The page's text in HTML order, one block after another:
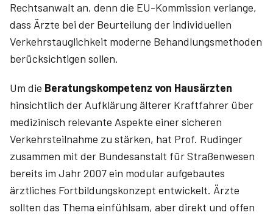
Rechtsanwalt an, denn die EU-Kommission verlange,
dass Ärzte bei der Beurteilung der individuellen
Verkehrstauglichkeit moderne Behandlungsmethoden
berücksichtigen sollen.
Um die Beratungskompetenz von Hausärzten
hinsichtlich der Aufklärung älterer Kraftfahrer über
medizinisch relevante Aspekte einer sicheren
Verkehrsteilnahme zu stärken, hat Prof. Rudinger
zusammen mit der Bundesanstalt für Straßenwesen
bereits im Jahr 2007 ein modular aufgebautes
ärztliches Fortbildungskonzept entwickelt. Ärzte
sollten das Thema einfühlsam, aber direkt und offen